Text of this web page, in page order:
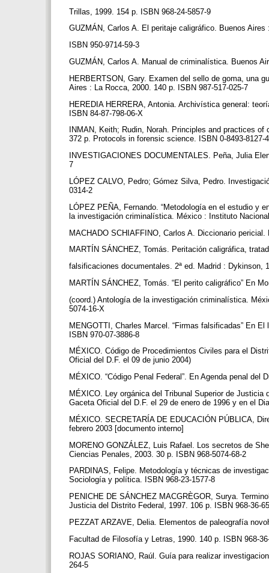
Trillas, 1999. 154 p. ISBN 968-24-5857-9
GUZMÁN, Carlos A. El peritaje caligráfico. Buenos
ISBN 950-9714-59-3
GUZMÁN, Carlos A. Manual de criminalística. Buenos
HERBERTSON, Gary. Examen del sello de goma, una
Aires : La Rocca, 2000. 140 p. ISBN 987-517-025-7
HEREDIA HERRERA, Antonia. Archivística general:
ISBN 84-87-798-06-X
INMAN, Keith; Rudin, Norah. Principles and practices
372 p. Protocols in forensic science. ISBN 0-8493-8127-
INVESTIGACIONES DOCUMENTALES. Peña, Julia
7
LÓPEZ CALVO, Pedro; Gómez Silva, Pedro.
0314-2
LÓPEZ PEÑA, Fernando. “Metodología en el estudio y
la investigación criminalística. México : Instituto
MACHADO SCHIAFFINO, Carlos A. Diccionario
MARTÍN SÁNCHEZ, Tomás. Peritación caligráfica,
falsificaciones documentales. 2ª ed. Madrid : Dykinson,
MARTÍN SÁNCHEZ, Tomás. “El perito caligráfico” En
(coord.) Antología de la investigación criminalística.
5074-16-X
MENGOTTI, Charles Marcel. “Firmas falsificadas” En
ISBN 970-07-3886-8
MÉXICO. Código de Procedimientos Civiles para el
Oficial del D.F. el 09 de junio 2004)
MÉXICO. “Código Penal Federal”. En Agenda penal
MÉXICO. Ley orgánica del Tribunal Superior de
Gaceta Oficial del D.F. el 29 de enero de 1996 y en el
MÉXICO. SECRETARÍA DE EDUCACIÓN PÚBLICA,
febrero 2003 [documento interno]
MORENO GONZÁLEZ, Luis Rafael. Los secretos de
Ciencias Penales, 2003. 30 p. ISBN 968-5074-68-2
PARDINAS, Felipe. Metodología y técnicas de
Sociología y política. ISBN 968-23-1577-8
PENICHE DE SÁNCHEZ MACGRÈGOR, Surya.
Justicia del Distrito Federal, 1997. 106 p. ISBN 968-36-
PEZZAT ARZAVE, Delia. Elementos de paleografía
Facultad de Filosofía y Letras, 1990. 140 p. ISBN 968-
ROJAS SORIANO, Raúl. Guía para realizar
264-5